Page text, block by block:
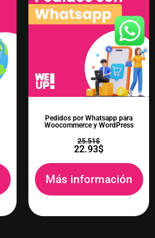
Pedidos por Whatsapp para
Woocommerce y WordPress
25.51$
22.93$
Más información